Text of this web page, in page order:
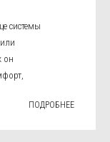
системы
он
ПОДРОБНЕЕ